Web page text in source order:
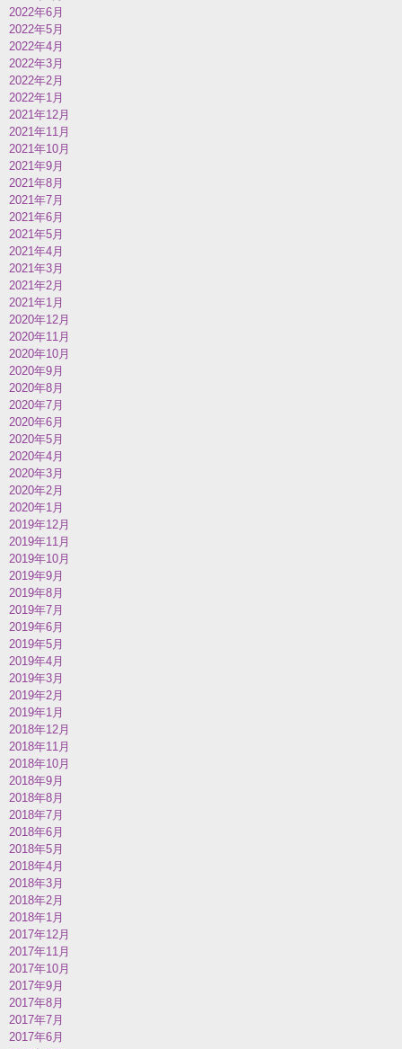
2022年6月
2022年5月
2022年4月
2022年3月
2022年2月
2022年1月
2021年12月
2021年11月
2021年10月
2021年9月
2021年8月
2021年7月
2021年6月
2021年5月
2021年4月
2021年3月
2021年2月
2021年1月
2020年12月
2020年11月
2020年10月
2020年9月
2020年8月
2020年7月
2020年6月
2020年5月
2020年4月
2020年3月
2020年2月
2020年1月
2019年12月
2019年11月
2019年10月
2019年9月
2019年8月
2019年7月
2019年6月
2019年5月
2019年4月
2019年3月
2019年2月
2019年1月
2018年12月
2018年11月
2018年10月
2018年9月
2018年8月
2018年7月
2018年6月
2018年5月
2018年4月
2018年3月
2018年2月
2018年1月
2017年12月
2017年11月
2017年10月
2017年9月
2017年8月
2017年7月
2017年6月